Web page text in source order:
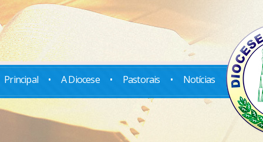
Principal • A Diocese • Pastorais • Notícias